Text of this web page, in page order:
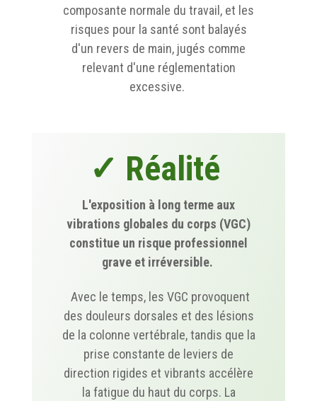
composante normale du travail, et les
risques pour la santé sont balayés
d'un revers de main, jugés comme
relevant d'une réglementation
excessive.
✓ Réalité
L'exposition à long terme aux
vibrations globales du corps (VGC)
constitue un risque professionnel
grave et irréversible.
Avec le temps, les VGC provoquent
des douleurs dorsales et des lésions
de la colonne vertébrale, tandis que la
prise constante de leviers de
direction rigides et vibrants accélère
la fatigue du haut du corps. La